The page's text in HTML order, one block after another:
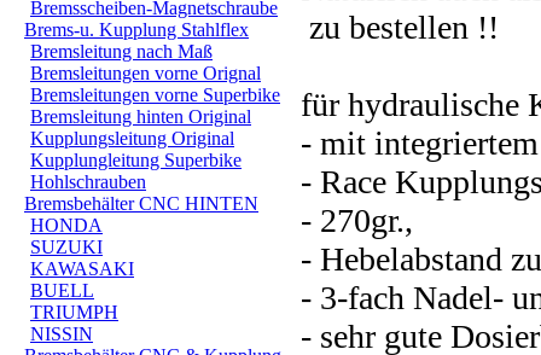
Bremsscheiben-Magnetschraube
Brems-u. Kupplung Stahlflex
Bremsleitung nach Maß
Bremsleitungen vorne Orignal
Bremsleitungen vorne Superbike
Bremsleitung hinten Original
Kupplungsleitung Original
Kupplungleitung Superbike
Hohlschrauben
Bremsbehälter CNC HINTEN
HONDA
SUZUKI
KAWASAKI
BUELL
TRIUMPH
NISSIN
zu bestellen !!
für hydraulische
- mit
- Race
- 270gr.,
- Hebelabstand
- 3-fach Nadel-
- sehr gute